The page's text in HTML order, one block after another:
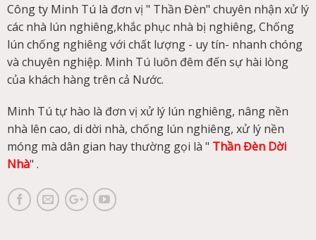
Công ty Minh Tú là đơn vị " Thần Đèn" chuyên nhận xử lý
các nhà lún nghiêng,khắc phục nhà bị nghiêng, Chống
lún chống nghiêng với chất lượng - uy tín- nhanh chóng
và chuyên nghiệp. Minh Tú luôn đêm đến sự hài lòng
của khách hàng trên cả Nước.
Minh Tú tự hào là đơn vị xử lý lún nghiêng, nâng nền
nhà lên cao, di dời nhà, chống lún nghiêng, xử lý nền
móng mà dân gian hay thường gọi là " Thần Đèn Dời
Nhà" .